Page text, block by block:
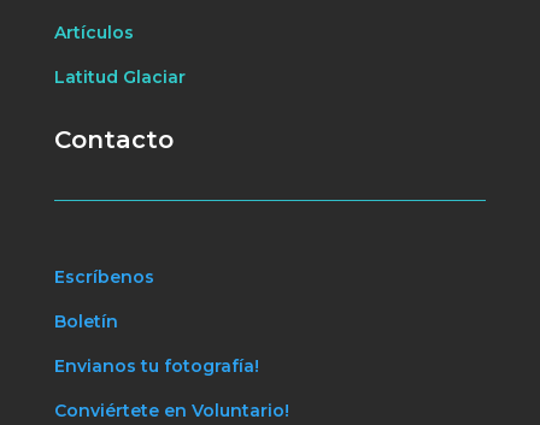
Artículos
Latitud Glaciar
Contacto
Escríbenos
Boletín
Envianos tu fotografía!
Conviértete en Voluntario!